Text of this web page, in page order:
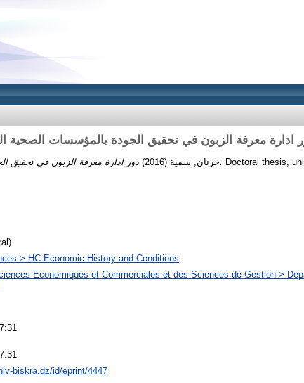
ادارة معرفة الزبون في تحقيق الجودة بالمؤسسات الصحية
حرنان, سمية (2016) Doctoral thesis,
> HC Economic History and Conditions
Economiques et Commerciales et des Sciences de Gestion >
biskra.dz/id/eprint/4447